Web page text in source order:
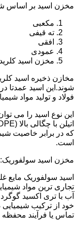
مخزن اسید بر اساس
مکعبی
ته قیفی
افقی
عمودی
مخزن اسید
شوند.این اسید عمدتا
فولاد و تولید مواد
این نوع اسید را می
که در برابر خاصیت
است.
مخزن اسید سولفوریک:
اسید سولفوریک مایع
تجاری ترین مواد
آب با تری اکسید
خود از ترکیب
تماس یا فرآیند